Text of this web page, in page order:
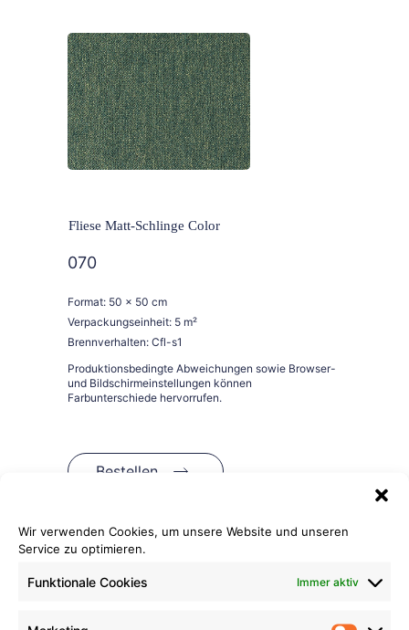
Wir verwenden Cookies, um unsere Website und unseren
Service zu optimieren.
Funktionale Cookies Immer aktiv
070
Format: 50 x 50 cm
Verpackungseinheit: 5 m²
Brennverhalten: Cfl-s1
Bestellen
Fliese Matt-Schlinge Color